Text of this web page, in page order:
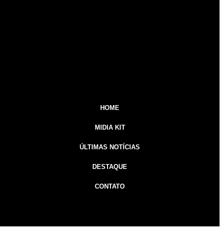
HOME
MIDIA KIT
ÚLTIMAS NOTÍCIAS
DESTAQUE
CONTATO